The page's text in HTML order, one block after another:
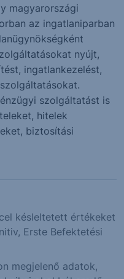
magyarországi
az ingatlaniparban
nyújt,
ingatlankezelést,
szolgáltatást is
hitelek
biztosítási
késleltetett értékeket
Erste Befektetési
megjelenő adatok,